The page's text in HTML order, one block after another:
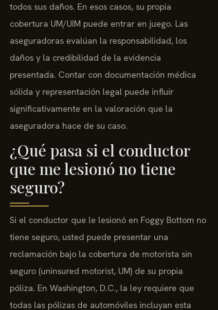
todos sus daños. En esos casos, su propia
cobertura UM/UIM puede entrar en juego. Las
aseguradoras evalúan la responsabilidad, los
daños y la credibilidad de la evidencia
presentada. Contar con documentación médica
sólida y representación legal puede influir
significativamente en la valoración que la
aseguradora hace de su caso.
¿Qué pasa si el conductor
que me lesionó no tiene
seguro?
Si el conductor que le lesionó en Foggy Bottom no
tiene seguro, usted puede presentar una
reclamación bajo la cobertura de motorista sin
seguro (uninsured motorist, UM) de su propia
póliza. En Washington, D.C., la ley requiere que
todas las pólizas de automóviles incluyan esta